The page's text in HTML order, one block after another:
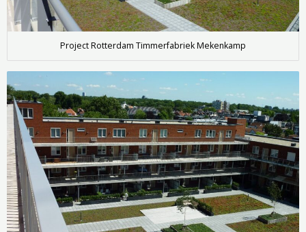
Project Rotterdam Timmerfabriek Mekenkamp